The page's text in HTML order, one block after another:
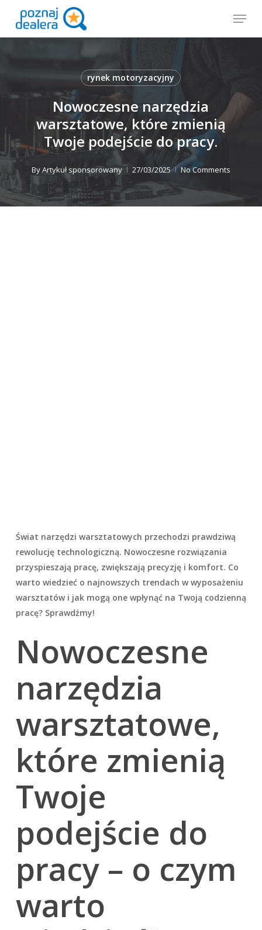
main
Menu
rynek motoryzacyjny
Nowoczesne narzędzia
warsztatowe, które zmienią
Twoje podejście do pracy.
ByArtykuł sponsorowany 27/03/2025 No Comments
Świat narzędzi warsztatowych przechodzi prawdziwą
rewolucję technologiczną. Nowoczesne rozwiązania
przyspieszają pracę, zwiększają precyzję i komfort. Co
warto wiedzieć o najnowszych trendach w wyposażeniu
warsztatów i jak mogą one wpłynąć na Twoją codzienną
pracę? Sprawdźmy!
Nowoczesne
narzędzia
warsztatowe,
które zmienią
Twoje
podejście do
pracy – o czym
warto